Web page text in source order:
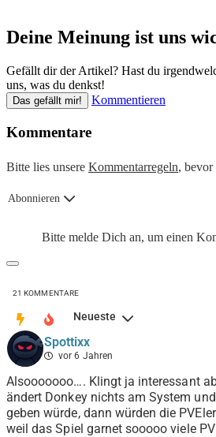
Deine Meinung ist uns
Gefällt dir der Artikel? Hast du
uns, was du denkst!
Das gefällt mir! Kommentieren
Kommentare
Bitte lies unsere Kommentarregeln, bevor
Abonnieren
Bitte melde Dich an, um einen
21 KOMMENTARE
Neueste
Spottixx
vor 6 Jahren
Alsooooooo…. Klingt ja interessant
ändert Donkey nichts am System
geben würde, dann würden die
weil das Spiel garnet sooooo viele